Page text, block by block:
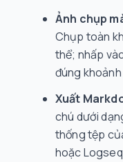
Ảnh chụp
Chụp toàn
thể; nhấp
đúng
Xuất
chú dưới
thống tệp
hoặc